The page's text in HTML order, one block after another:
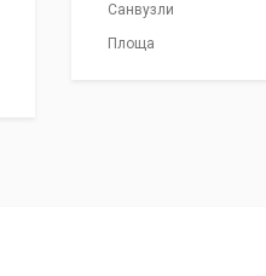
Санвузли
Площа